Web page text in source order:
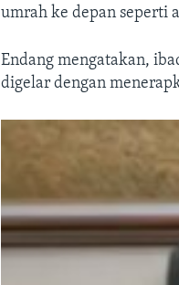
umrah ke depan seperti
Endang mengatakan,
digelar dengan